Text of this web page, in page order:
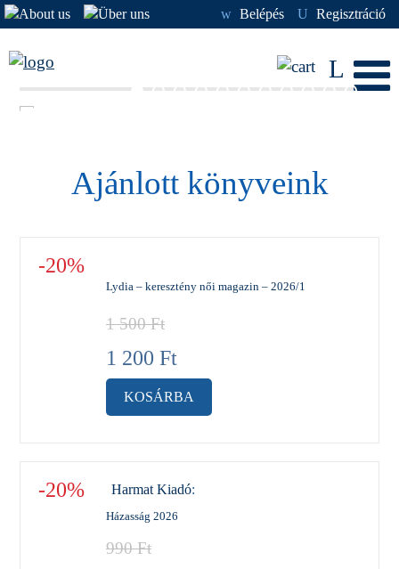
w Belépés U Regisztráció
L
Ajánlott könyveink
-20%
Lydia – keresztény női magazin – 2026/1
1 500Ft
1 200 Ft
KOSÁRBA
-20% Harmat Kiadó:
Házasság 2026
990Ft